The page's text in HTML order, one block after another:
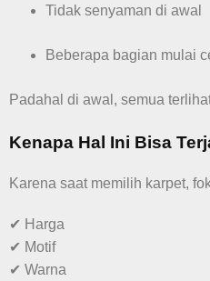
Tidak senyaman di awal
Beberapa bagian mulai
Padahal di awal, semua
Kenapa Hal Ini Bisa
Karena saat memilih karpet,
✔ Harga
✔ Motif
✔ Warna